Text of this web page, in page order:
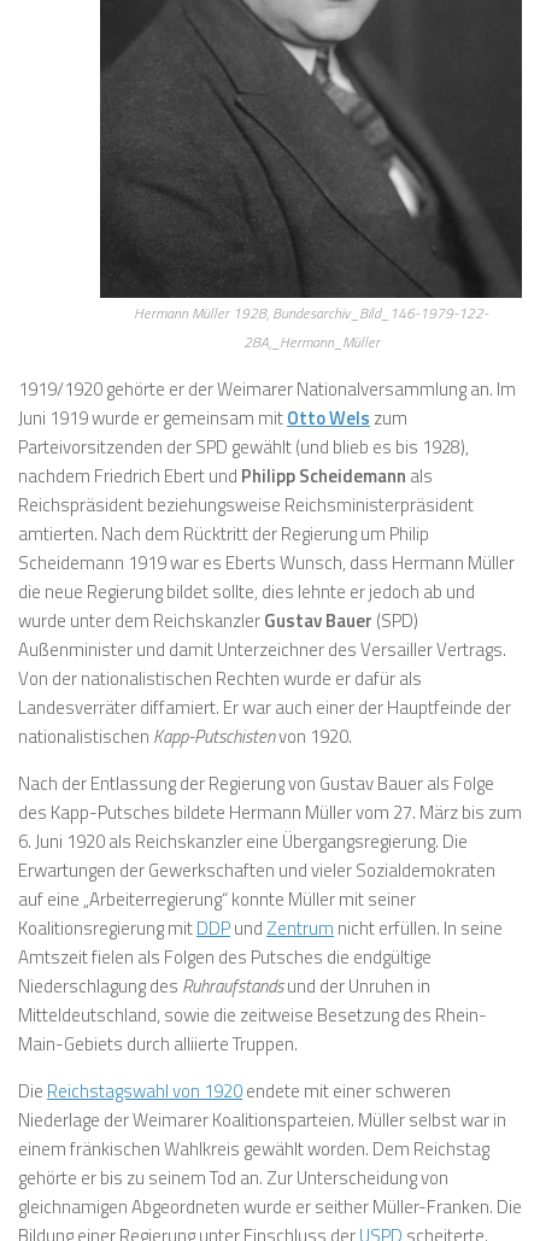
Hermann Müller 1928, Bundesarchiv_Bild_146-1979-122-
28A,_Hermann_Müller
1919/1920 gehörte er der Weimarer Nationalversammlung an. Im
Juni 1919 wurde er gemeinsam mitOtto Wels zum
Parteivorsitzenden der SPD gewählt (und blieb es bis 1928),
nachdem Friedrich Ebert und Philipp Scheidemann als
Reichspräsident beziehungsweise Reichsministerpräsident
amtierten. Nach dem Rücktritt der Regierung um Philip
Scheidemann 1919 war es Eberts Wunsch, dass Hermann Müller
die neue Regierung bildet sollte, dies lehnte er jedoch ab und
wurde unter dem ReichskanzlerGustav Bauer (SPD)
Außenminister und damit Unterzeichner des Versailler Vertrags.
Von der nationalistischen Rechten wurde er dafür als
Landesverräter diffamiert. Er war auch einer der Hauptfeinde der
nationalistischen Kapp-Putschistenvon 1920.
Nach der Entlassung der Regierung von Gustav Bauer als Folge
des Kapp-Putsches bildete Hermann Müller vom 27. März bis zum
6. Juni 1920 als Reichskanzler eine Übergangsregierung. Die
Erwartungen der Gewerkschaften und vieler Sozialdemokraten
auf eine „Arbeiterregierung“ konnte Müller mit seiner
Koalitionsregierung mitDDPund Zentrum nicht erfüllen. In seine
Amtszeit fielen als Folgen des Putsches die endgültige
Niederschlagung des Ruhraufstandsund der Unruhen in
Mitteldeutschland, sowie die zeitweise Besetzung des Rhein-
Main-Gebiets durch alliierte Truppen.
Die Reichstagswahl von 1920endete mit einer schweren
Niederlage der Weimarer Koalitionsparteien. Müller selbst war in
einem fränkischen Wahlkreis gewählt worden. Dem Reichstag
gehörte er bis zu seinem Tod an. Zur Unterscheidung von
gleichnamigen Abgeordneten wurde er seither Müller-Franken. Die